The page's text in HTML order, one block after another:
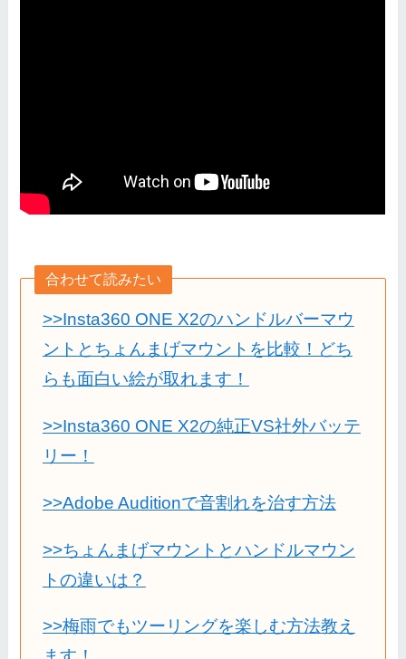
合わせて読みたい
>>Insta360 ONE X2のハンドルバーマウ
ントとちょんまげマウントを比較！どち
らも面白い絵が取れます！
>>Insta360 ONE X2の純正VS社外バッテ
リー！
>>Adobe Auditionで音割れを治す方法
>>ちょんまげマウントとハンドルマウン
トの違いは？
>>梅雨でもツーリングを楽しむ方法教え